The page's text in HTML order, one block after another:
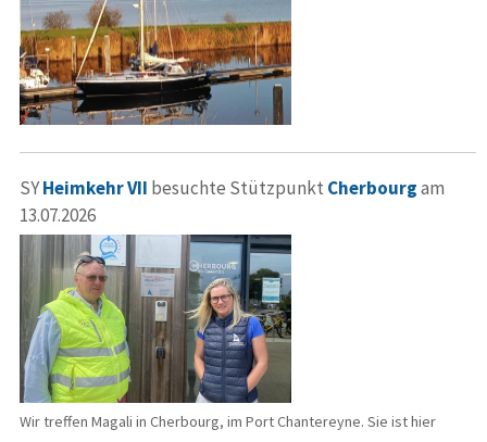
SYHeimkehr VII besuchte Stützpunkt Cherbourgam
13.07.2026
Wir treffen Magali in Cherbourg, im Port Chantereyne. Sie ist hier